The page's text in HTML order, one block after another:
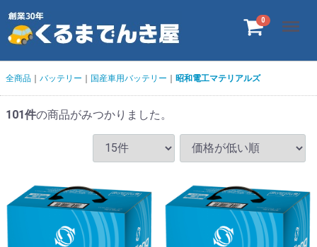
0 Menu
全商品 バッテリー 国産車用バッテリー 昭和電工マテリアルズ
101件の商品がみつかりました。